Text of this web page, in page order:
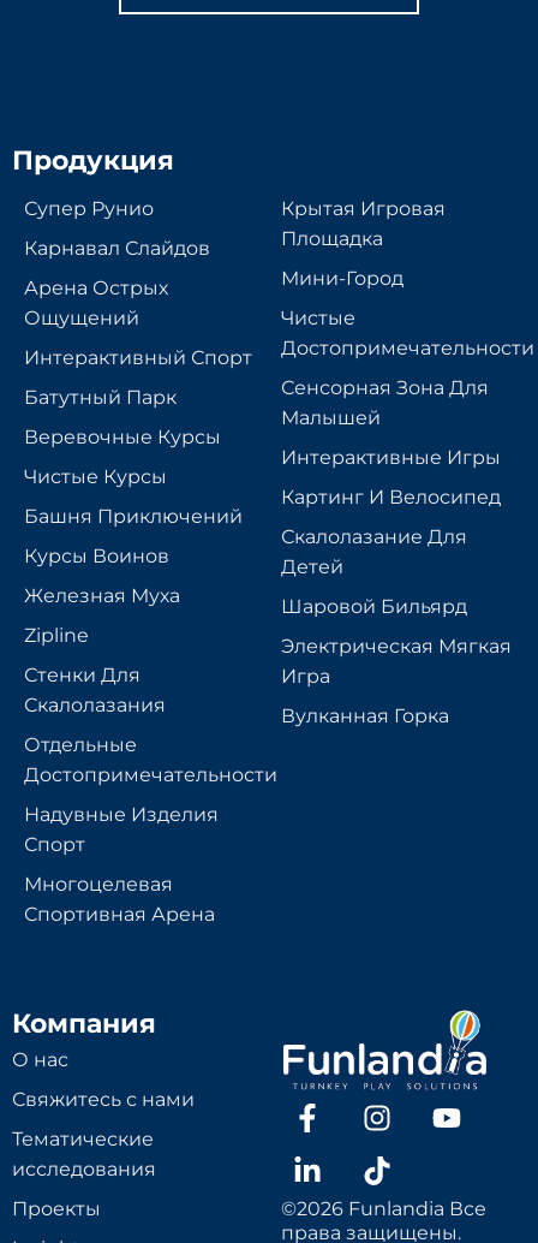
Продукция
Супер Рунио
Карнавал Слайдов
Арена Острых
Ощущений
Интерактивный Спорт
Батутный Парк
Веревочные Курсы
Чистые Курсы
Башня Приключений
Курсы Воинов
Железная Муха
Zipline
Стенки Для
Скалолазания
Отдельные
Достопримечательности
Надувные Изделия
Спорт
Многоцелевая
Спортивная Арена
Крытая Игровая
Площадка
Мини-Город
Чистые
Достопримечательности
Сенсорная Зона Для
Малышей
Интерактивные Игры
Картинг И Велосипед
Скалолазание Для
Детей
Шаровой Бильярд
Электрическая Мягкая
Игра
Вулканная Горка
Компания
О нас
Свяжитесь с нами
Тематические
исследования
Проекты
©2026 Funlandia Все
права защищены.